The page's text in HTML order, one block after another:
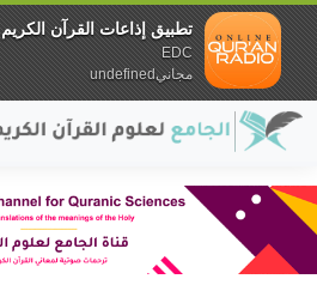
تطبيق إذاعات القرآن الكريم
EDC
مجانيundefined